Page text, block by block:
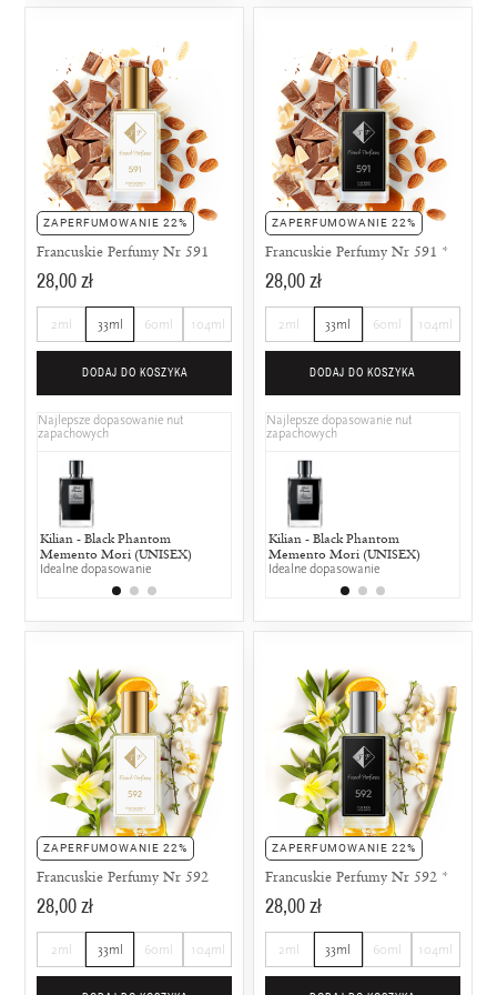
ZAPERFUMOWANIE 22%
Francuskie Perfumy Nr 591
28,00 zł
2ml 33ml 60ml 104ml
DODAJ DO KOSZYKA
Najlepsze dopasowanie nut
zapachowych
Kilian - Black Phantom
Memento Mori (UNISEX)
Idealne dopasowanie
Initio - Side Effect (UNISEX)
25% wspólnych nut zapachowych
ZAPERFUMOWANIE 22%
Francuskie Perfumy Nr 591 *
28,00 zł
2ml 33ml 60ml 104ml
DODAJ DO KOSZYKA
Najlepsze dopasowanie nut
zapachowych
Kilian - Black Phantom
Memento Mori (UNISEX)
Idealne dopasowanie
ZAPERFUMOWANIE 22%
Francuskie Perfumy Nr 592
28,00 zł
2ml 33ml 60ml 104ml
ZAPERFUMOWANIE 22%
Francuskie Perfumy Nr 592 *
28,00 zł
2ml 33ml 60ml 104ml